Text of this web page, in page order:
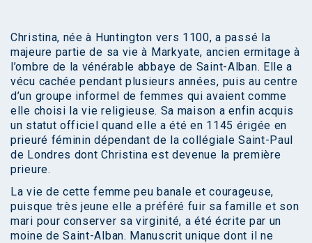
Christina, née à Huntington vers 1100, a passé la
majeure partie de sa vie à Markyate, ancien ermitage à
l’ombre de la vénérable abbaye de Saint-Alban. Elle a
vécu cachée pendant plusieurs années, puis au centre
d’un groupe informel de femmes qui avaient comme
elle choisi la vie religieuse. Sa maison a enfin acquis
un statut officiel quand elle a été en 1145 érigée en
prieuré féminin dépendant de la collégiale Saint-Paul
de Londres dont Christina est devenue la première
prieure.
La vie de cette femme peu banale et courageuse,
puisque très jeune elle a préféré fuir sa famille et son
mari pour conserver sa virginité, a été écrite par un
moine de Saint-Alban. Manuscrit unique dont il ne